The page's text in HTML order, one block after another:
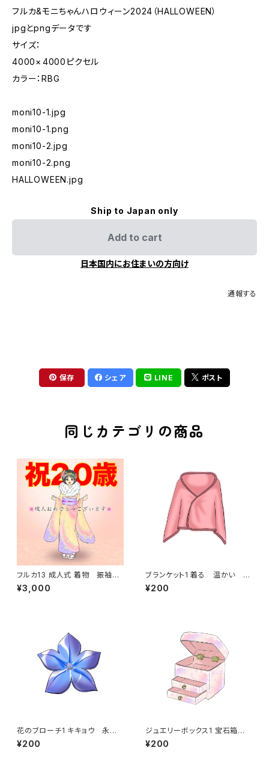
フルカ&モニちゃんハロウィーン2024（HALLOWEEN）
jpgとpngデータです
サイズ：
4000× 4000ピクセル
カラー：RBG
moni10-1.jpg
moni10-1.png
moni10-2.jpg
moni10-2.png
HALLOWEEN.jpg
Ship to Japan only
Add to cart
日本国内にお住まいの方向け
通報する
保存 シェア LINE ポスト
同じカテゴリの商品
フルカ13 成人式 着物 振袖
二十歳
¥3,000
ブランケット1 着る 温かい
冬 防寒具
¥200
花のブローチ1 キキョウ 永遠
の愛 アクセサリー 飾り
¥200
ジュエリーボックス1 宝石箱
宝箱 アクセサリー メイク
小物入れ ギフト プレゼン
¥200